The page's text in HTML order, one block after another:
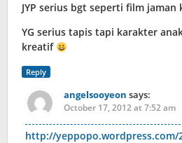
JYP serius bgt seperti film jaman
YG serius tapis tapi karakter
kreatif
Reply
angelsooyeon says:
October 17, 2012 at 7:52 am
http://yeppopo.wordpress.com/